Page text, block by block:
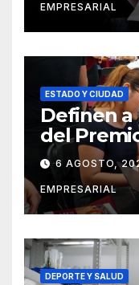
EMPRESARIAL
ESTADO Y CIUDAD
Definen a
del
6 AGOSTO,
EMPRESARIAL
DEPORTE Y SALUD